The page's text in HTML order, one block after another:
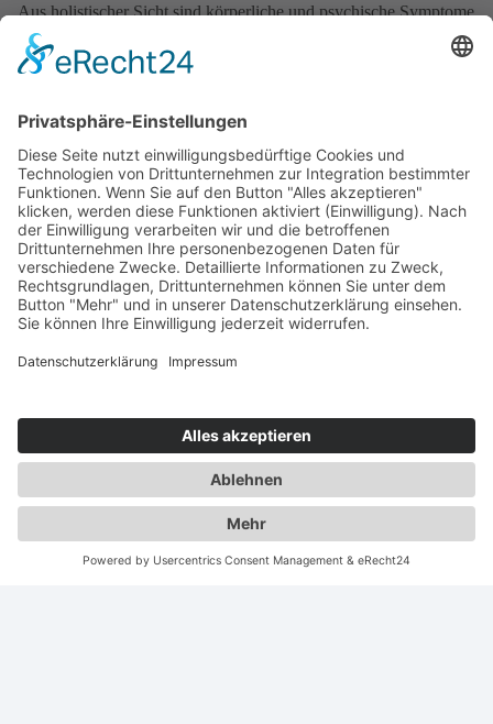
Aus holistischer Sicht sind körperliche und psychische Symptome
eine Ausdrucksform vorangegangener geistiger Haltungen und
seelischer Reaktionen darauf. Jede Erkrankung ist ein Ausdruck
ungelebten Lebens. Somit gilt es, die verdrängten Wesensanteile,
berühren und (wieder) ins Leben zu integrieren. Da wir in
unserem Kern geistige Wesen sind, sind wir untrennbar mit der
universellen Lebensenergie verbunden. Heilung beginnt daher im
Inneren: Unsere Ausrichtung und unser Vertrauen öffnen die Tür
für lindernde Kräfte.
Die kosmische Kraft führt uns, damit wir unseren Seelenplan hier
auf Erden vollenden und um einen (ursprünglichen) neuen Weg
des Seins zu beschreiten. Dem Ruf der Seele folgend, öffnet sich
unser Bewusstsein dafür, das eigene schöpferische Erbe wieder
anzunehmen. Es ist ein großer Segen, in dieser Zeit des
Wassermannzeitalters inkarniert zu sein.Wir hatten nie zuvor
der Freiheit und Schöpferkraft auf diesem wunderbaren
Bestimmung und Wahrheit in diesem Abenteuer Leben zu folgen.
Wir dürfen uns fragen: Was ist für uns das vollkommene Bild und
die Vision unseres Lebens in Liebe, Fülle, Erfolg und Harmonie?
Wie können wir unser ureigenes Licht und die bedingungsfreie
Liebe in uns stärken und mit der Welt teilen? Woran halten wir
(noch) im außen fest? Wo zwingen wir dem, was ist, unseren
Willen auf, statt es anzunehmen, uns hinzugeben und dem